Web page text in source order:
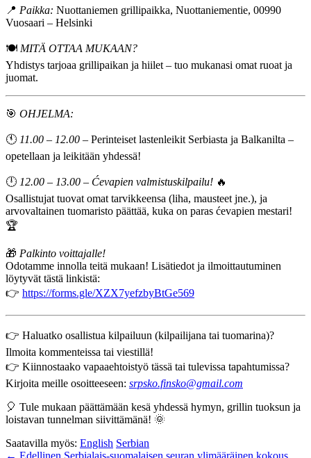
📍 Paikka: Nuottaniemen grillipaikka, Nuottaniementie, 00990
Vuosaari – Helsinki
🍽️ MITÄ OTTAA MUKAAN?
Yhdistys tarjoaa grillipaikan ja hiilet – tuo mukanasi omat ruoat ja
juomat.
🎯 OHJELMA:
🕚 11.00 – 12.00 – Perinteiset lastenleikit Serbiasta ja Balkanilta –
opetellaan ja leikitään yhdessä!
🕛 12.00 – 13.00 – Ćevapien valmistuskilpailu! 🔥
Osallistujat tuovat omat tarvikkeensa (liha, mausteet jne.), ja
arvovaltainen tuomaristo päättää, kuka on paras ćevapien mestari!
🏆
🎁 Palkinto voittajalle!
Odotamme innolla teitä mukaan! Lisätiedot ja ilmoittautuminen
löytyvät tästä linkistä:
👉 https://forms.gle/XZX7yefzbyBtGe569
👉 Haluatko osallistua kilpailuun (kilpailijana tai tuomarina)?
Ilmoita kommenteissa tai viestillä!
👉 Kiinnostaako vapaaehtoistyö tässä tai tulevissa tapahtumissa?
Kirjoita meille osoitteeseen: srpsko.finsko@gmail.com
🎈 Tule mukaan päättämään kesä yhdessä hymyn, grillin tuoksun ja
loistavan tunnelman siivittämänä! 🌞
Saatavilla myös: English Serbian
← Edellinen Serbialais-suomalaisen seuran ylimääräinen kokous